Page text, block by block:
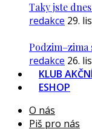
Taky jste
redakce 29.
redakce 26.
KLUB
ESHOP
O nás
Piš pro nás